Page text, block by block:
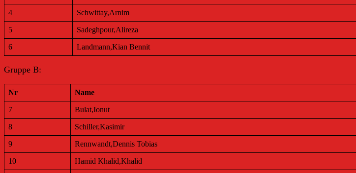
4 Schwittay,Arnim
5 Sadeghpour,Alireza
6 Landmann,Kian Bennit
Gruppe B:
Nr Name
7 Bulat,Ionut
8 Schiller,Kasimir
9 Rennwandt,Dennis Tobias
10 Hamid Khalid,Khalid